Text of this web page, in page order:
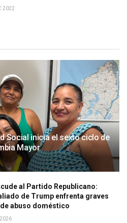
2022
Social inicia el sexto ciclo de
Mayor
al Partido Republicano:
de Trump enfrenta graves
abuso doméstico